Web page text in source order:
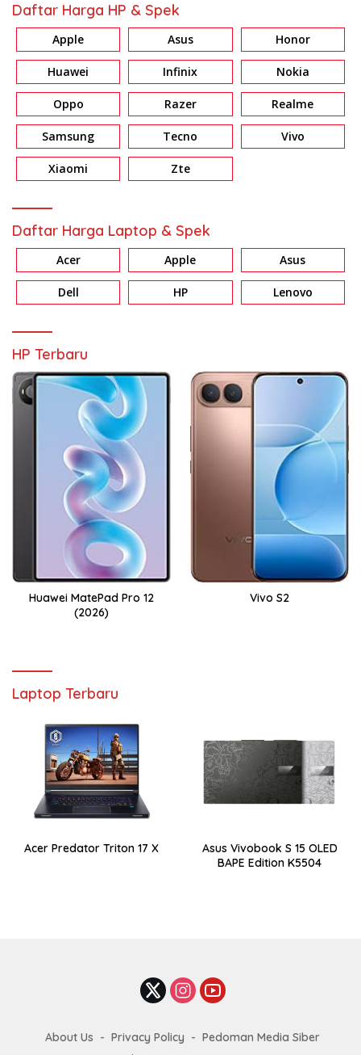
Daftar Harga HP & Spek
Apple Asus Honor
Huawei Infinix Nokia
Oppo Razer Realme
Samsung Tecno Vivo
Xiaomi Zte
Daftar Harga Laptop & Spek
Acer Apple Asus
Dell HP Lenovo
HP Terbaru
Huawei MatePad Pro 12
(2026)
Vivo S2
Laptop Terbaru
Acer Predator Triton 17 X
Asus Vivobook S 15 OLED
BAPE Edition K5504
About Us Privacy Policy
Pedoman Media Siber